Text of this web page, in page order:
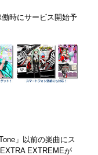
時にサービス開始予
」以前の楽曲にス
EXTREMEが